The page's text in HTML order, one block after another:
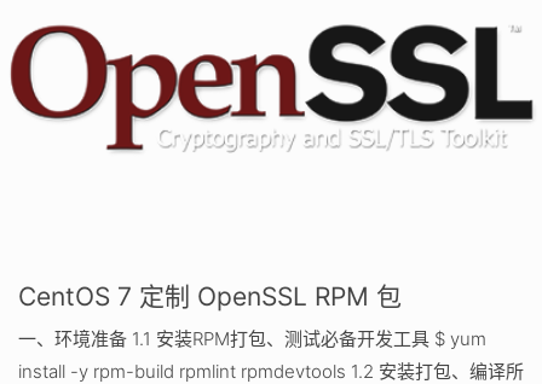
CentOS 7 定制 OpenSSL RPM 包
一、环境准备 1.1 安装RPM打包、测试必备开发工具 $ yum
install -y rpm-build rpmlint rpmdevtools 1.2 安装打包、编译所